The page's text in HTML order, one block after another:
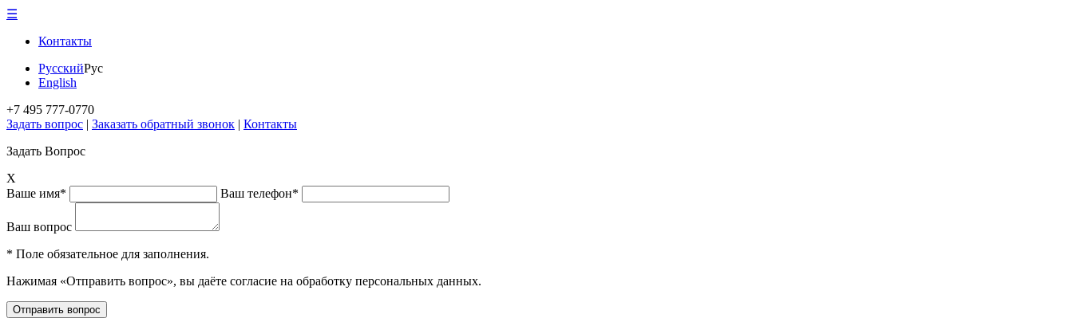
☰
Контакты
РусскийРус
English
+7 495 777-0770
Задать вопрос | Заказать обратный звонок | Контакты
Задать Вопрос
X
Ваше имя*
Ваш телефон*
Ваш вопрос
* Поле обязательное для заполнения.
Нажимая «Отправить вопрос», вы даёте согласие на обработку персональных данных.